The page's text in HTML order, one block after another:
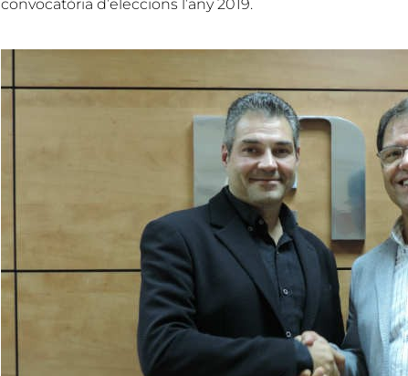
convocatòria d’eleccions l’any 2019.